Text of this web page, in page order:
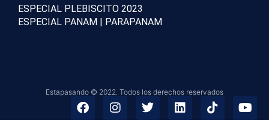
ESPECIAL PLEBISCITO 2023
ESPECIAL PANAM | PARAPANAM
Estapasando © 2022. Todos los derechos reservados